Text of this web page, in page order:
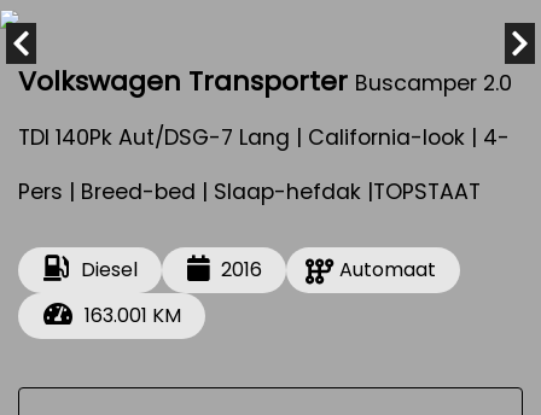
Volkswagen Transporter Buscamper 2.0
TDI 140Pk Aut/DSG-7 Lang | California-look | 4-
Pers | Breed-bed | Slaap-hefdak |TOPSTAAT
Diesel 2016
Automaat
163.001 KM